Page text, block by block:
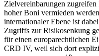
Zielvereinbarungen
hoher Boni vermieden
internationaler Ebene ist
Zugriffs zur Risikosenkung
für einen europarechtlichen
CRD IV, weil sich dort